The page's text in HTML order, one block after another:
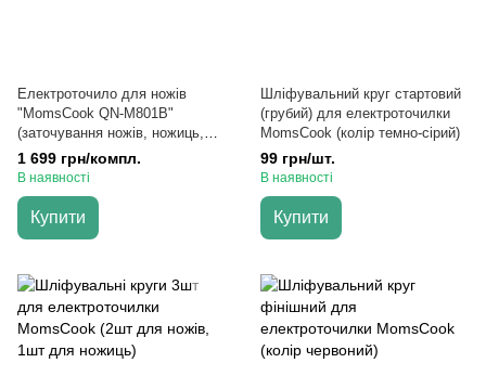
Електроточило для ножів
"MomsCook QN-M801B"
(заточування ножів, ножиць,
викруток, 50Вт.)
1 699 грн/компл.
В наявності
Купити
Шліфувальний круг стартовий
(грубий) для електроточилки
MomsCook (колір темно-сірий)
99 грн/шт.
В наявності
Купити